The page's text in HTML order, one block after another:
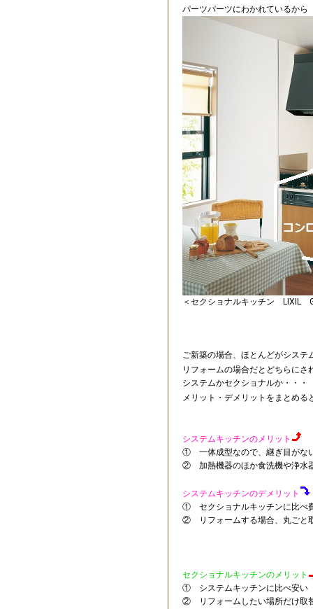
パーツパーツにわかれているから
＜セクショナルキッチン LIXIL
ご新築の場合、ほとんどがシステ
リフォームの場合だとどちらに
システムかセクショナルか・・・
メリット・デメリットをまとめる
システムキッチンのメリット
① 一体成型なので、継ぎ目がな
② 加熱機器のほか食洗機や浄水
システムキッチンのデメリット
① セクショナルキッチンに比べ
② リフォームする場合、丸ごと
セクショナルキッチンのメリット
① システムキッチンに比べ安い
② リフォームしたい場所だけ取